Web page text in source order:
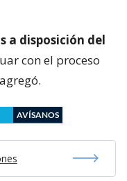
a disposición del
con el proceso
AVÍSANOS